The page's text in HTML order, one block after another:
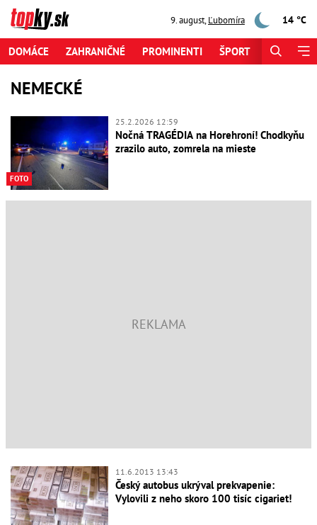
9. august,Ľubomíra 14 °C
DOMÁCE ZAHRANIČNÉ PROMINENTI ŠPORT
NEMECKÉ
FOTO
25.2.2026 12:59
Nočná TRAGÉDIA na Horehroní! Chodkyňu
zrazilo auto, zomrela na mieste
11.6.2013 13:43
Český autobus ukrýval prekvapenie:
Vylovili z neho skoro 100 tisíc cigariet!